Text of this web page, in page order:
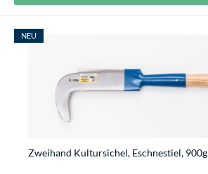
NEU
Zweihand Kultursichel, Eschnestiel, 900g